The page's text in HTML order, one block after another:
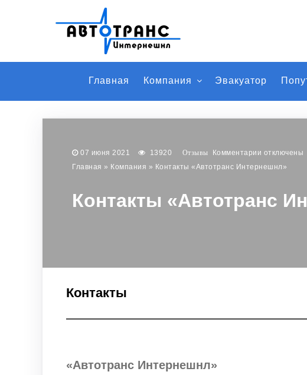
Главная Компания Эвакуатор
07 июня 2021 13920 Комментарии отключены
Главная » Компания » Контакты «Автотранс Интернешнл»
Контакты «Автотранс
Контакты
«Автотранс Интернешнл»